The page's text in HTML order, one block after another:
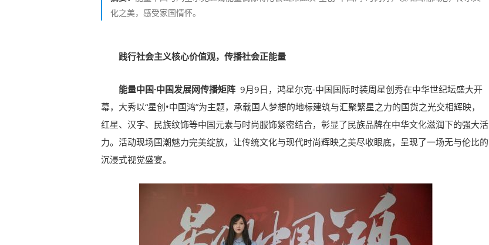
化之美，感受家国情怀。
践行社会主义核心价值观，传播社会正能量
能量中国·中国发展网传播矩阵 9月9日，鸿星尔克-中国国际时装周星创秀在中华世纪坛盛大开
幕，大秀以“星创•中国鸿”为主题，承载国人梦想的地标建筑与汇聚繁星之力的国货之光交相辉映，
红星、汉字、民族纹饰等中国元素与时尚服饰紧密结合，彰显了民族品牌在中华文化滋润下的强大活
力。活动现场国潮魅力完美绽放，让传统文化与现代时尚辉映之美尽收眼底，呈现了一场无与伦比的
沉浸式视觉盛宴。